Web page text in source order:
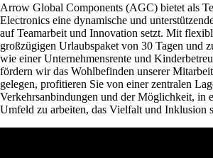
Arrow Global Components (AGC) bietet als
Electronics eine dynamische und
auf Teamarbeit und Innovation setzt. Mit
großzügigen Urlaubspaket von 30 Tagen und
wie einer Unternehmensrente und
fördern wir das Wohlbefinden unserer
gelegen, profitieren Sie von einer zentralen
Verkehrsanbindungen und der Möglichkeit, in
Umfeld zu arbeiten, das Vielfalt und Inklusion